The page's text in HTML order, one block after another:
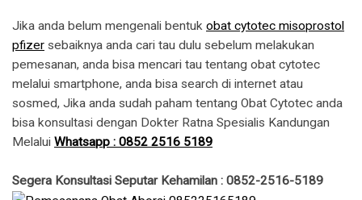
Jika anda belum mengenali bentuk obat cytotec misoprostol
pfizer sebaiknya anda cari tau dulu sebelum melakukan
pemesanan, anda bisa mencari tau tentang obat cytotec
melalui smartphone, anda bisa search di internet atau
sosmed, Jika anda sudah paham tentang Obat Cytotec anda
bisa konsultasi dengan Dokter Ratna Spesialis Kandungan
Melalui Whatsapp : 0852 2516 5189
Segera Konsultasi Seputar Kehamilan : 0852-2516-5189